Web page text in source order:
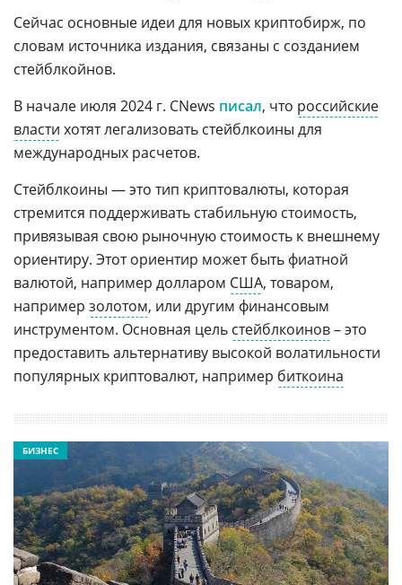
Сейчас основные идеи для новых криптобирж, по
словам источника издания, связаны с созданием
стейблкойнов.
В начале июля 2024 г. CNews писал, что российские
власти хотят легализовать стейблкоины для
международных расчетов.
Стейблкоины — это тип криптовалюты, которая
стремится поддерживать стабильную стоимость,
привязывая свою рыночную стоимость к внешнему
ориентиру. Этот ориентир может быть фиатной
валютой, например долларом США, товаром,
например золотом, или другим финансовым
инструментом. Основная цель стейблкоинов– это
предоставить альтернативу высокой волатильности
популярных криптовалют, например биткоина
БИЗНЕС